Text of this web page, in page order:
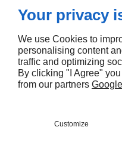
Your privacy
We use Cookies to
personalising content
traffic and optimizing
By clicking "I Agree"
from our partners Google
Customize